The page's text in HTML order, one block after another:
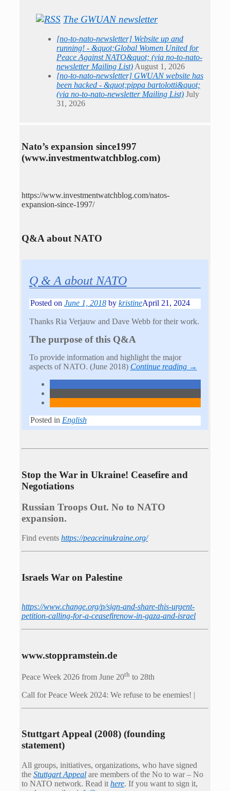
The GWUAN newsletter
[no-to-nato-newsletter] Website up and
running! - &quot;Global Women United for
Peace Against NATO&quot; (via no-to-nato-
newsletter Mailing List) August 1, 2026
[no-to-nato-newsletter] GWUAN website has
been hacked - &quot;pippa bartolotti&quot;
(via no-to-nato-newsletter Mailing List) July
31, 2026
Nato’s expansion since1997
(www.investmentwatchblog.com)
https://www.investmentwatchblog.com/natos-
expansion-since-1997/
Q&A about NATO
Q & A about NATO
Posted on June 1, 2018 by kristineApril 21, 2024
Thanks Ria Verjauw and Dave Webb for their work.
The purpose of this Q&A
To provide information and highlight the major
aspects of NATO. (June 2018) Continue reading →
Posted in English
Stop the War in Ukraine! Ceasefire and
Negotiations
Russian Troops Out. No to NATO
expansion.
Find events https://peace­in­ukraine.org/
Israels War on Palestine
https://www.change.org/p/sign-and-share-this-urgent-
petition-calling-for-a-ceasefirenow-in-gaza-and-israel
www.stoppramstein.de
Peace Week 2026 from June 20th to 28th
Call for Peace Week 2024: We refuse to be enemies! |
Stuttgart Appeal (2008) (founding
statement)
All groups, initiatives, organizations, who have signed
the Stuttgart Appeal are members of the No to war – No
to NATO network. Read it here. If you want to sign it,